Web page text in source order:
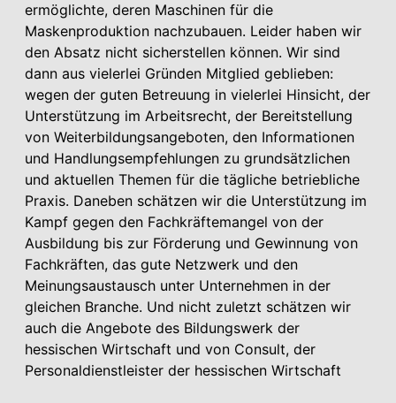
ermöglichte, deren Maschinen für die
Maskenproduktion nachzubauen. Leider haben wir
den Absatz nicht sicherstellen können. Wir sind
dann aus vielerlei Gründen Mitglied geblieben:
wegen der guten Betreuung in vielerlei Hinsicht, der
Unterstützung im Arbeitsrecht, der Bereitstellung
von Weiterbildungsangeboten, den Informationen
und Handlungsempfehlungen zu grundsätzlichen
und aktuellen Themen für die tägliche betriebliche
Praxis. Daneben schätzen wir die Unterstützung im
Kampf gegen den Fachkräftemangel von der
Ausbildung bis zur Förderung und Gewinnung von
Fachkräften, das gute Netzwerk und den
Meinungsaustausch unter Unternehmen in der
gleichen Branche. Und nicht zuletzt schätzen wir
auch die Angebote des Bildungswerk der
hessischen Wirtschaft und von Consult, der
Personaldienstleister der hessischen Wirtschaft